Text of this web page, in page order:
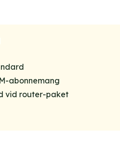
abonnemang
vid router-paket